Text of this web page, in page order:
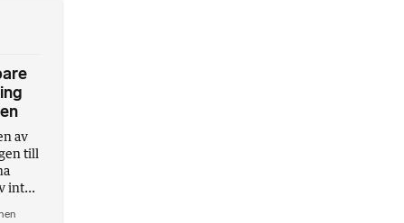
av
till
int...